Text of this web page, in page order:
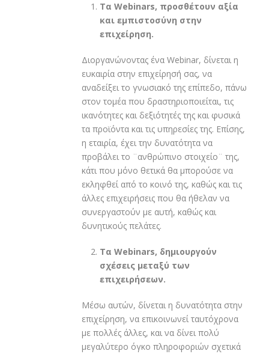
Τα Webinars, προσθέτουν αξία
και εμπιστοσύνη στην
επιχείρηση.
Διοργανώνοντας ένα Webinar, δίνεται η
ευκαιρία στην επιχείρησή σας, να
αναδείξει το γνωσιακό της επίπεδο, πάνω
στον τομέα που δραστηριοποιείται, τις
ικανότητες και δεξιότητές της και φυσικά
τα προϊόντα και τις υπηρεσίες της. Επίσης,
η εταιρία, έχει την δυνατότητα να
προβάλει το ¨ανθρώπινο στοιχείο¨ της,
κάτι που μόνο θετικά θα μπορούσε να
εκληφθεί από το κοινό της, καθώς και τις
άλλες επιχειρήσεις που θα ήθελαν να
συνεργαστούν με αυτή, καθώς και
δυνητικούς πελάτες.
Τα Webinars, δημιουργούν
σχέσεις μεταξύ των
επιχειρήσεων.
Μέσω αυτών, δίνεται η δυνατότητα στην
επιχείρηση, να επικοινωνεί ταυτόχρονα
με πολλές άλλες, και να δίνει πολύ
μεγαλύτερο όγκο πληροφοριών σχετικά